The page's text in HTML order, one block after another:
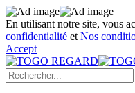
En utilisant notre site, vous
confidentialité et Nos
Accept